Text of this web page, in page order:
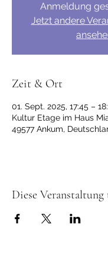
Anmeldung
Jetzt andere
Zeit & Ort
01. Sept. 2025, 17:45 –
Kultur Etage im Haus
49577 Ankum,
Diese